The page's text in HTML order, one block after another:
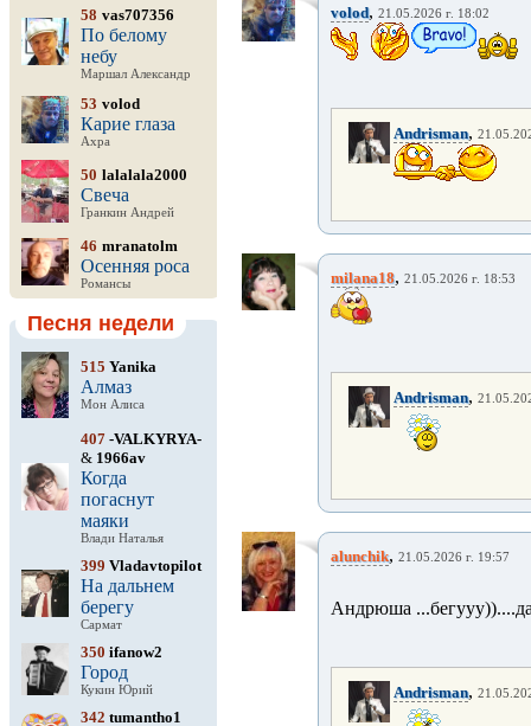
58 vas707356
По белому
небу
Маршал Александр
53 volod
Карие глаза
Ахра
50 lalalala2000
Свеча
Гранкин Андрей
46 mranatolm
Осенняя роса
Романсы
Песня недели
515 Yanika
Алмаз
Мон Алиса
407 -VALKYRYA-
& 1966av
Когда
погаснут
маяки
Влади Наталья
399 Vladavtopilot
На дальнем
берегу
Сармат
350 ifanow2
Город
Кукин Юрий
342 tumantho1
volod, 21.05.2026 г. 18:02
Andrisman,
milana18, 21.05.2026 г. 18:53
Andrisman,
alunchik, 21.05.2026 г. 19:57
Андрюша
Andrisman,